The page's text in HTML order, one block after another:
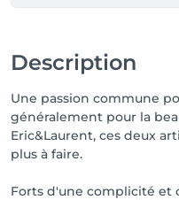
Description
Une passion commune
généralement pour la
Eric&Laurent, ces deux
plus à faire.
Forts d'une complicité et